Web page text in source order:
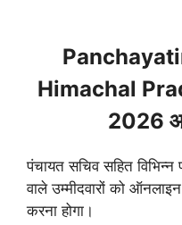
Himachal
2026
पंचायत सचिव सहित
वाले उम्मीदवारों को
करना होगा।